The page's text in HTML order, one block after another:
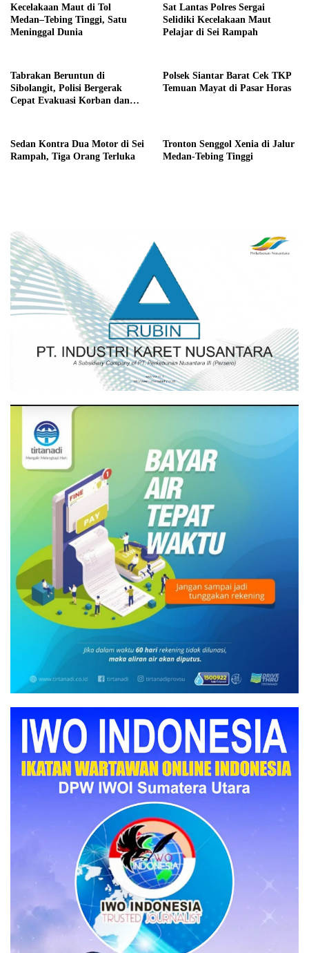
Kecelakaan Maut di Tol
Medan–Tebing Tinggi, Satu
Meninggal Dunia
Sat Lantas Polres Sergai
Selidiki Kecelakaan Maut
Pelajar di Sei Rampah
Tabrakan Beruntun di
Sibolangit, Polisi Bergerak
Cepat Evakuasi Korban dan
Polsek Siantar Barat Cek TKP
Temuan Mayat di Pasar Horas
Sedan Kontra Dua Motor di Sei
Rampah, Tiga Orang Terluka
Tronton Senggol Xenia di Jalur
Medan-Tebing Tinggi